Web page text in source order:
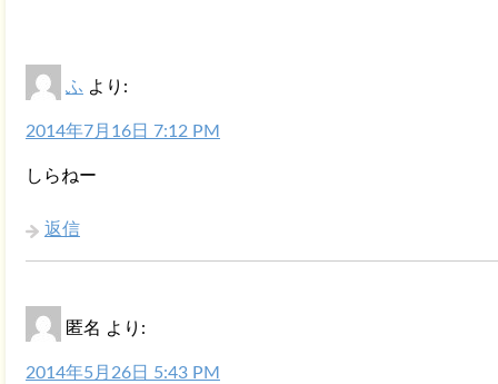
ふ より:
2014年7月16日 7:12 PM
しらねー
返信
匿名 より:
2014年5月26日 5:43 PM